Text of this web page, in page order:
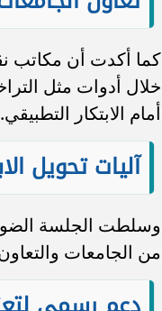
كما أكدت أن مكاتب
خلال أدوات مثل
أمام الابتكار التطبيقي.
آليات تحويل
وسلطت الجلسة الضوء
من الجامعات